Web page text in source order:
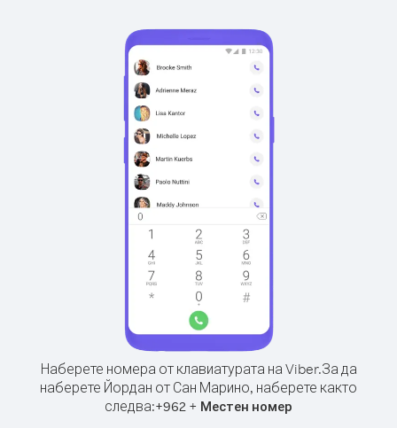
Наберете номера от клавиатурата на Viber.За да
наберете Йордан от Сан Марино, наберете както
следва:+962 + Местен номер